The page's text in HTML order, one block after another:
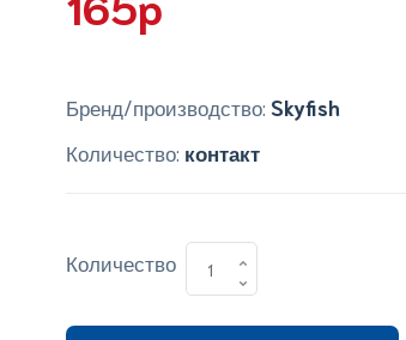
Бренд/производство: Skyfish
Количество: контакт
Количество